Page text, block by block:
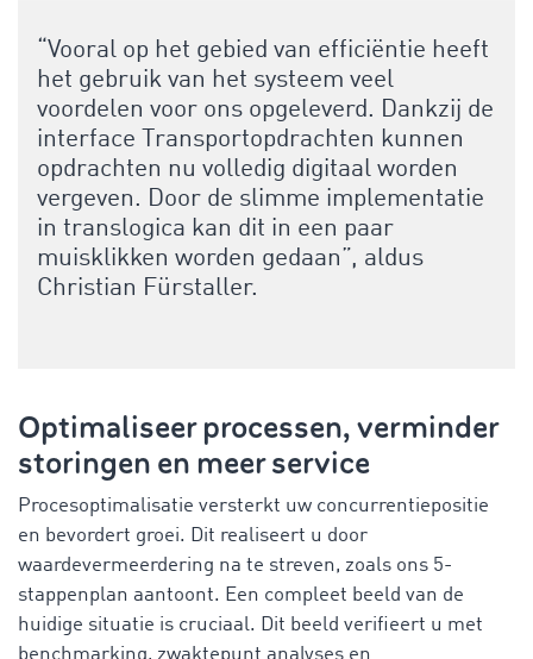
“Vooral op het gebied van efficiëntie heeft
het gebruik van het systeem veel
voordelen voor ons opgeleverd. Dankzij de
interface Transportopdrachten kunnen
opdrachten nu volledig digitaal worden
vergeven. Door de slimme implementatie
in translogica kan dit in een paar
muisklikken worden gedaan”, aldus
Christian Fürstaller.
Optimaliseer processen, verminder
storingen en meer service
Procesoptimalisatie versterkt uw concurrentiepositie
en bevordert groei. Dit realiseert u door
waardevermeerdering na te streven, zoals ons 5-
stappenplan aantoont. Een compleet beeld van de
huidige situatie is cruciaal. Dit beeld verifieert u met
benchmarking, zwaktepunt analyses en